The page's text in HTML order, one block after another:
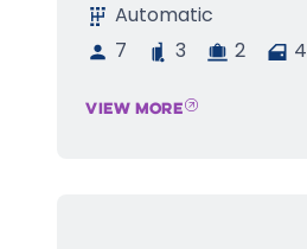
Automatic
7
3 2 4
VIEW MORE